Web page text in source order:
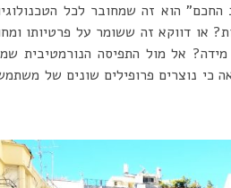
הוא זה שמחובר לכל
או דווקא זה ששומר על פרטיותו
אל מול התפיסה הנורמטיבית
כי נוצרים פרופילים שונים של